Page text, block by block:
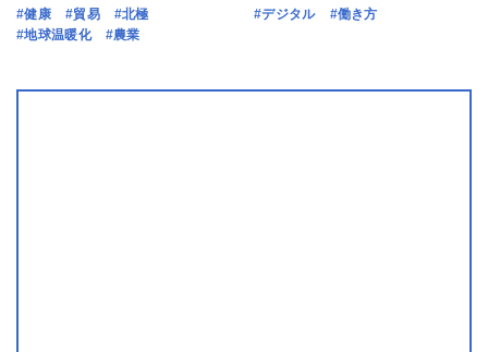
#健康 #貿易
#北極
#地球温暖化
#農業
#デジタル #働き方